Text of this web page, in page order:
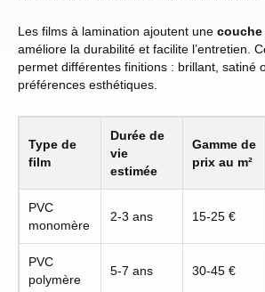
Les films à lamination ajoutent une
améliore la durabilité et facilite l’entretien.
permet différentes finitions : brillant, satiné
préférences esthétiques.
Type de
film
Durée de
vie
estimée
Gamme de
prix au m²
PVC
monomère
2-3 ans 15-25 €
PVC
polymère
5-7 ans 30-45 €